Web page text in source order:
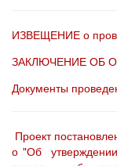
ИЗВЕЩЕНИЕ о
ЗАКЛЮЧЕНИЕ ОБ
Документы
Проект
о "Об